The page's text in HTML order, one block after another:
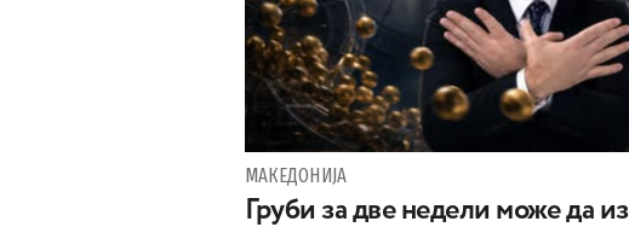
МАКЕДОНИЈА
Груби за две недели може да